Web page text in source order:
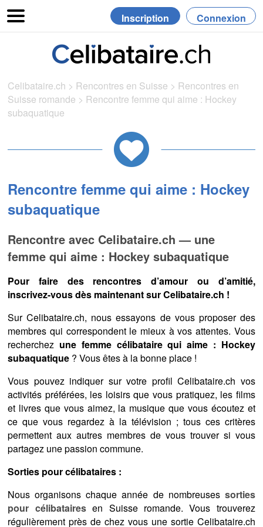
Inscription Connexion
Celibataire.ch > Rencontres en Suisse > Rencontres en
Suisse romande > Rencontre femme qui aime : Hockey
subaquatique
Rencontre femme qui aime : Hockey
subaquatique
Rencontre avec Celibataire.ch — une
femme qui aime : Hockey subaquatique
Pour faire des rencontres d’amour ou d’amitié,
inscrivez-vous dès maintenant sur Celibataire.ch !
Sur Celibataire.ch, nous essayons de vous proposer des
membres qui correspondent le mieux à vos attentes. Vous
recherchez une femme célibataire qui aime : Hockey
subaquatique ? Vous êtes à la bonne place !
Vous pouvez indiquer sur votre profil Celibataire.ch vos
activités préférées, les loisirs que vous pratiquez, les films
et livres que vous aimez, la musique que vous écoutez et
ce que vous regardez à la télévision ; tous ces critères
permettent aux autres membres de vous trouver si vous
partagez une passion commune.
Sorties pour célibataires :
Nous organisons chaque année de nombreuses sorties
pour célibatairesen Suisse romande. Vous trouverez
régulièrement près de chez vous une sortie Celibataire.ch